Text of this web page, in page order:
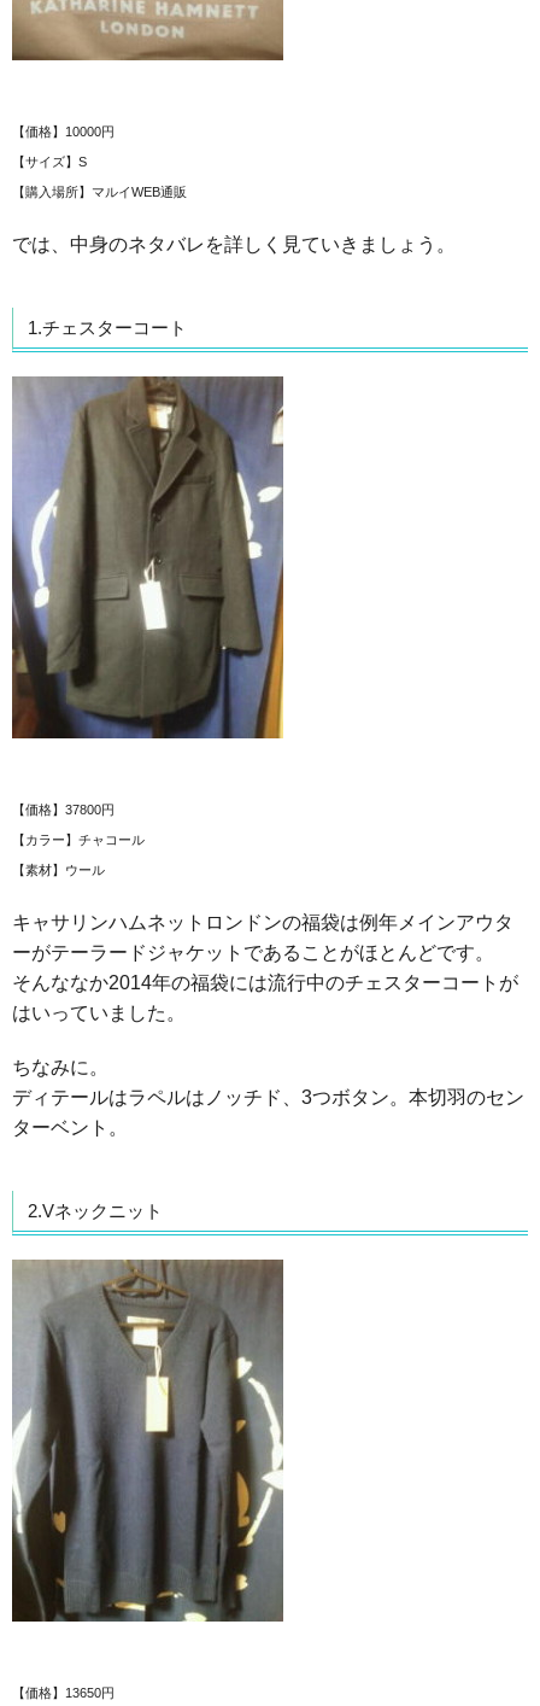
【価格】10000円
【サイズ】S
【購入場所】マルイWEB通販
では、中身のネタバレを詳しく見ていきましょう。
1.チェスターコート
【価格】37800円
【カラー】チャコール
【素材】ウール
キャサリンハムネットロンドンの福袋は例年メインアウタ
ーがテーラードジャケットであることがほとんどです。
そんななか2014年の福袋には流行中のチェスターコートが
はいっていました。
ちなみに。
ディテールはラペルはノッチド、3つボタン。本切羽のセン
ターベント。
2.Vネックニット
【価格】13650円